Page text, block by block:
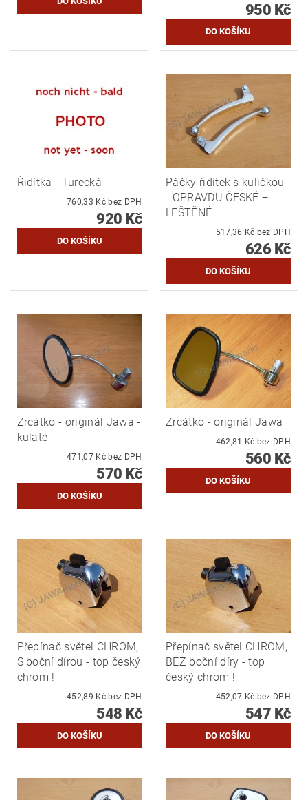
950 Kč
Řidítka - Turecká
760,33 Kč bez DPH
920 Kč
Páčky řidítek s kuličkou
- OPRAVDU ČESKÉ +
LEŠTĚNÉ
517,36 Kč bez DPH
626 Kč
Zrcátko - originál Jawa -
kulaté
471,07 Kč bez DPH
570 Kč
Zrcátko - originál Jawa
462,81 Kč bez DPH
560 Kč
Přepínač světel CHROM,
S boční dírou - top český
chrom !
452,89 Kč bez DPH
548 Kč
Přepínač světel CHROM,
BEZ boční díry - top
český chrom !
452,07 Kč bez DPH
547 Kč